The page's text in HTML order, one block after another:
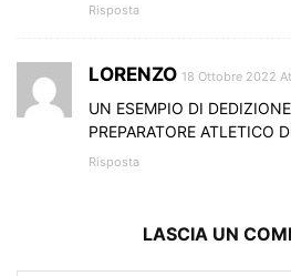
Risposta
LORENZO 18 Ottobre 2022
UN ESEMPIO DI
PREPARATORE ATLETICO
Risposta
LASCIA UN